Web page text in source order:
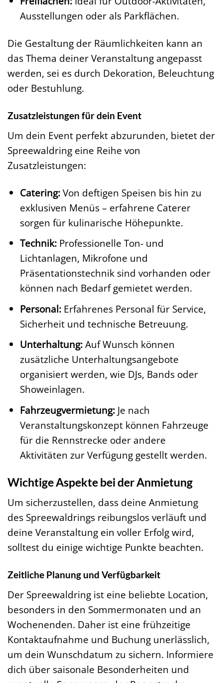
Ausstellungen oder als Parkflächen.
Die Gestaltung der Räumlichkeiten kann an
das Thema deiner Veranstaltung angepasst
werden, sei es durch Dekoration, Beleuchtung
oder Bestuhlung.
Zusatzleistungen für dein Event
Um dein Event perfekt abzurunden, bietet der
Spreewaldring eine Reihe von
Zusatzleistungen:
Catering:Von deftigen Speisen bis hin zu
exklusiven Menüs – erfahrene Caterer
sorgen für kulinarische Höhepunkte.
Technik:Professionelle Ton- und
Lichtanlagen, Mikrofone und
Präsentationstechnik sind vorhanden oder
können nach Bedarf gemietet werden.
Personal:Erfahrenes Personal für Service,
Sicherheit und technische Betreuung.
Unterhaltung:Auf Wunsch können
zusätzliche Unterhaltungsangebote
organisiert werden, wie DJs, Bands oder
Showeinlagen.
Fahrzeugvermietung:Je nach
Veranstaltungskonzept können Fahrzeuge
für die Rennstrecke oder andere
Aktivitäten zur Verfügung gestellt werden.
Wichtige Aspekte bei der Anmietung
Um sicherzustellen, dass deine Anmietung
des Spreewaldrings reibungslos verläuft und
deine Veranstaltung ein voller Erfolg wird,
solltest du einige wichtige Punkte beachten.
Zeitliche Planung und Verfügbarkeit
Der Spreewaldring ist eine beliebte Location,
besonders in den Sommermonaten und an
Wochenenden. Daher ist eine frühzeitige
Kontaktaufnahme und Buchung unerlässlich,
um dein Wunschdatum zu sichern. Informiere
dich über saisonale Besonderheiten und